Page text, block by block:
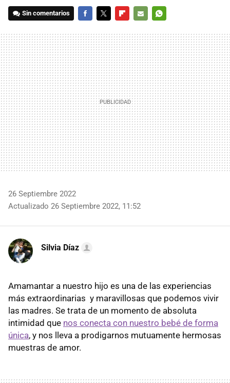
Sin comentarios
MAIL
26 Septiembre 2022
Actualizado 26 Septiembre 2022, 11:52
Silvia Díaz
Amamantar a nuestro hijo es una de las experiencias
más extraordinarias y maravillosas que podemos vivir
las madres. Se trata de un momento de absoluta
intimidad que nos conecta con nuestro bebé de forma
única, y nos lleva a prodigarnos mutuamente hermosas
muestras de amor.